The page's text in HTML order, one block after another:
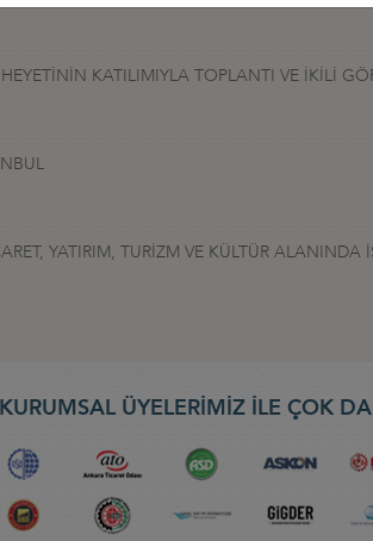
KATILIMIYLA TOPLANTI VE İKİLİ
YATIRIM, TURİZM VE KÜLTÜR
ÜYELERİMİZ İLE ÇOK